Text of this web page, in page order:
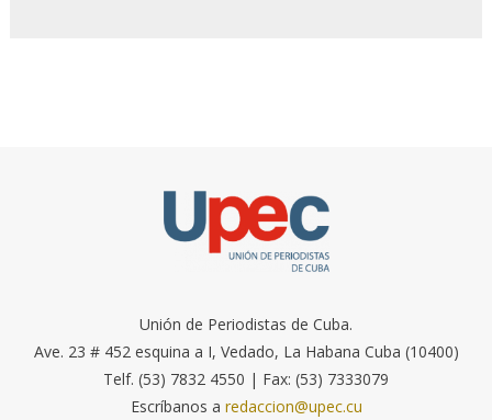
Unión de Periodistas de Cuba.
Ave. 23 # 452 esquina a I, Vedado, La Habana Cuba (10400)
Telf. (53) 7832 4550 | Fax: (53) 7333079
Escríbanos a redaccion@upec.cu